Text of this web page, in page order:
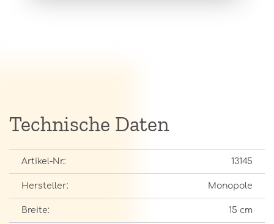
Technische Daten
Artikel-Nr.: 13145
Hersteller: Monopole
Breite: 15 cm